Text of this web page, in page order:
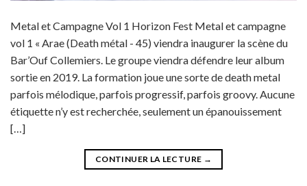
Metal et Campagne Vol 1 Horizon Fest‎ Metal et campagne
vol 1 « Arae (Death métal - 45) viendra inaugurer la scène du
Bar’Ouf Collemiers. Le groupe viendra défendre leur album
sortie en 2019. La formation joue une sorte de death metal
parfois mélodique, parfois progressif, parfois groovy. Aucune
étiquette n’y est recherchée, seulement un épanouissement
[…]
CONTINUER LA LECTURE →